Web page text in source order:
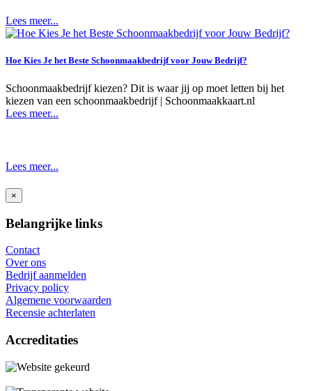
Lees meer...
Hoe Kies Je het Beste Schoonmaakbedrijf voor Jouw Bedrijf?
Schoonmaakbedrijf kiezen? Dit is waar jij op moet letten bij het
kiezen van een schoonmaakbedrijf | Schoonmaakkaart.nl
Lees meer...
Lees meer...
×
Belangrijke links
Contact
Over ons
Bedrijf aanmelden
Privacy policy
Algemene voorwaarden
Recensie achterlaten
Accreditaties